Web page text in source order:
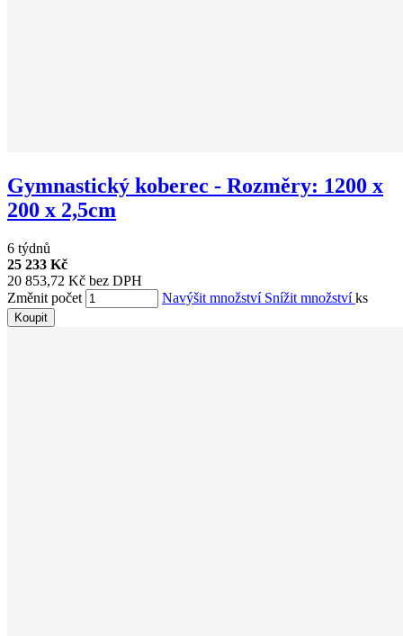
Gymnastický koberec - Rozměry: 1200 x
200 x 2,5cm
6 týdnů
25 233 Kč
20 853,72 Kč bez DPH
Změnit počet
Navýšit množství Snížit množstvíks
Koupit